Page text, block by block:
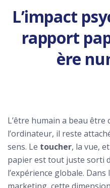
L’impact
rapport
ère
L’être humain a beau
l’ordinateur, il reste
sens. Le toucher, la vue,
papier est tout juste sorti
l’expérience globale.